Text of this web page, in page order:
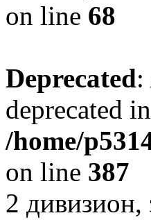
on line 68
Deprecated:
deprecated in
/home/
on line 387
2